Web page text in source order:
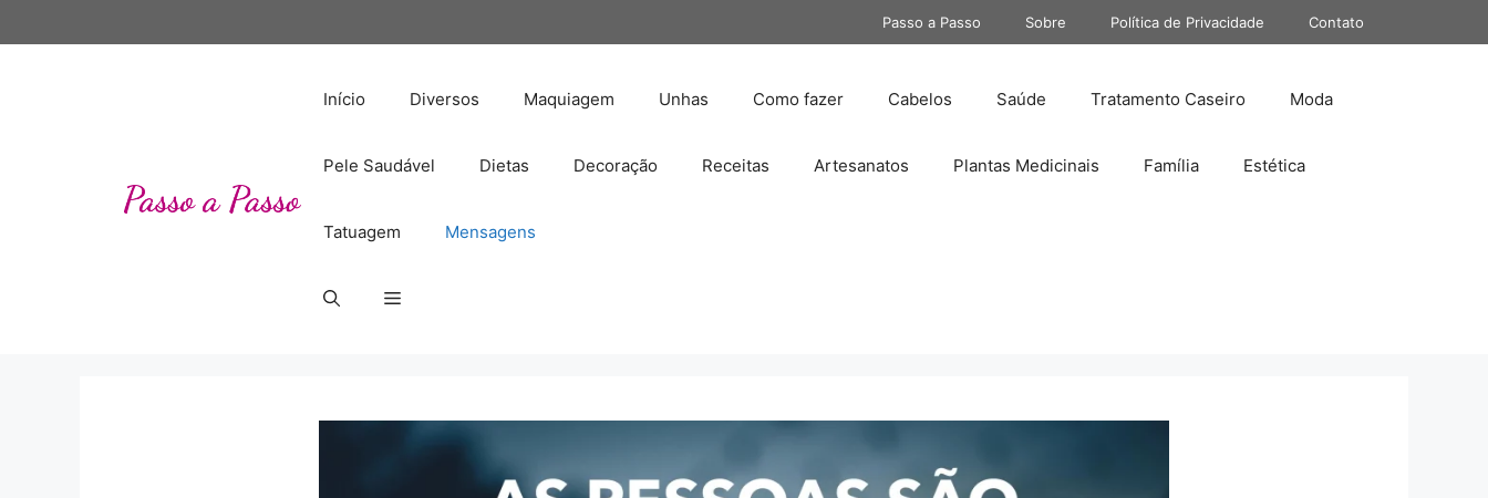
para
Passo a Passo Sobre Política de Privacidade Contato
Início Diversos Maquiagem Unhas Como fazer Cabelos Saúde Tratamento Caseiro Moda
Pele Saudável Dietas Decoração Receitas Artesanatos Plantas Medicinais Família Estética
Tatuagem Mensagens